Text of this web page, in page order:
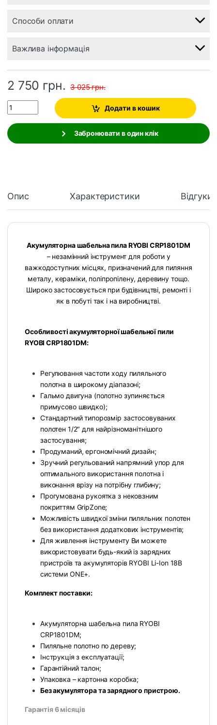
Способи оплати
Важлива інформація
2 750 грн. 3 025грн.
Quantity
Додати в кошик
Забронювати в один клік
Опис Характеристики Відгуки
Акумуляторна шабельна пила RYOBI CRP1801DM
– незамінний інструмент для роботи у
важкодоступних місцях, призначений для пиляння
металу, кераміки, поліпропілену, деревину тощо.
Широко застосовується при будівництві, ремонті і
як в побуті так і на виробництві.
Особливості акумуляторної шабельної пили
RYOBI CRP1801DM:
Регулювання частоти ходу пиляльного
полотна в широкому діапазоні;
Гальмо двигуна (полотно зупиняється
примусово швидко);
Стандартний типорозмір застосовуваних
полотен 1/2″ для найрізноманітнішого
застосування;
Продуманий, ергономічний дизайн;
Зручний регульований напрямний упор для
оптимального використання полотна і
виконання врізу на потрібну глибину;
Прогумована рукоятка з нековзним
покриттям GripZone;
Можливість швидкої зміни пиляльних полотен
без використання додаткових інструментів;
Для живлення інструменту Ви можете
використовувати будь-який із зарядних
пристроїв та акумуляторів RYOBI Li-Ion 18В
системи ONE+.
Комплект поставки:
Акумуляторна шабельна пила RYOBI
CRP1801DM;
Пиляльне полотно по дереву;
Інструкція з експлуатації;
Гарантійний талон;
Упаковка – картонна коробка;
Без акумулятора та зарядного пристрою.
Гарантія 6 місяців